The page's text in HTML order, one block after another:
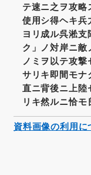
テ速ニ之ヲ攻略
使用シ得ヘキ兵
ヨリ成ル呉淞
ク」ノ対岸ニ敵
ノミヲ以テ攻撃
サリキ即間モナ
直ニ背後ニ上陸
リキ然ルニ恰モ
資料画像の利用に